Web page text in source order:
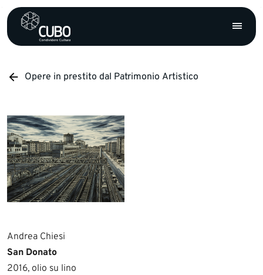
Opere in prestito dal Patrimonio Artistico
Andrea Chiesi
San Donato
2016, olio su lino